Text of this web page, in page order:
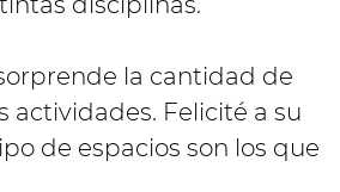
la cantidad de
Felicité a su
de espacios son los que